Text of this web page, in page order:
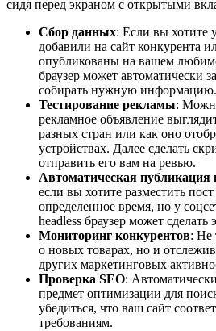
сидя перед экраном с открытыми
Сбор данных: Если вы хотите
добавили на сайт конкурента
опубликованы на вашем
браузер может автоматически
собирать нужную информацию.
Тестирование рекламы:
рекламное объявление
разных стран или как оно
устройствах. Далее сделать
отправить его вам на ревью.
Автоматическая публикация
если вы хотите разместить
определенное время, но у
headless браузер может сделать
Мониторинг конкурентов: Не
о новых товарах, но и
других маркетинговых
Проверка SEO:
предмет оптимизации для
убедиться, что ваш сайт
требованиям.